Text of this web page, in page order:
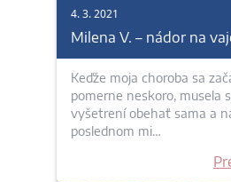
4. 3. 2021
Milena V. – nádor na
Keďže moja choroba sa
pomerne neskoro, musela
vyšetrení obehať sama a
poslednom mi…